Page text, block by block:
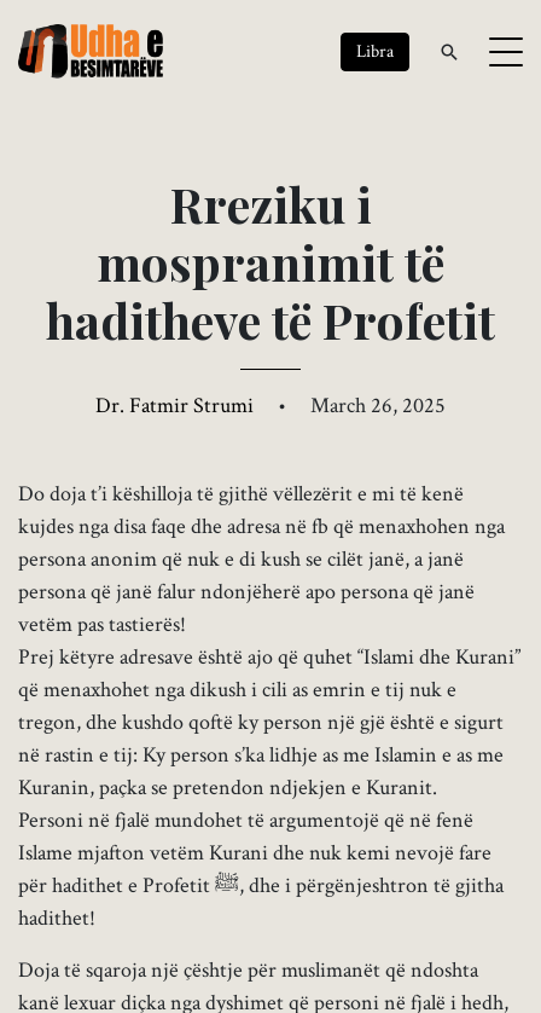
Libra
Rreziku i
mospranimittë
hadithevetë Profetit
Dr. Fatmir Strumi • March 26, 2025
Do doja t’i këshilloja të gjithë vëllezërit e mi të kenë
kujdes nga disa faqe dhe adresa në fb që menaxhohen nga
persona anonim që nuk e di kush se cilët janë, a janë
persona që janë falur ndonjëherë apo persona që janë
vetëm pas tastierës!
Prej këtyre adresave është ajo që quhet “Islami dhe Kurani”
që menaxhohet nga dikush i cili as emrin e tij nuk e
tregon, dhe kushdo qoftë ky person një gjë është e sigurt
në rastin e tij: Ky person s’ka lidhje as me Islamin e as me
Kuranin, paçka se pretendon ndjekjen e Kuranit.
Personi në fjalë mundohet të argumentojë që në fenë
Islame mjafton vetëm Kurani dhe nuk kemi nevojë fare
për hadithet e Profetit ﷺ, dhe i përgënjeshtron të gjitha
hadithet!
Doja të sqaroja një çështje për muslimanët që ndoshta
kanë lexuar diçka nga dyshimet që personi në fjalë i hedh,